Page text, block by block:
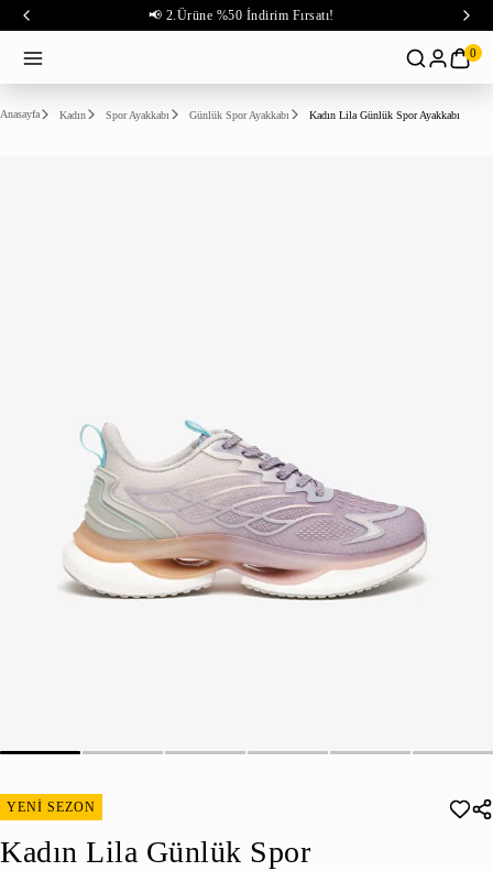
📢 2.Ürüne %50 İndirim Fırsatı!
0
Anasayfa Kadın Spor Ayakkabı Günlük Spor Ayakkabı Kadın Lila Günlük Spor Ayakkabı
YENİ SEZON
Kadın Lila Günlük Spor